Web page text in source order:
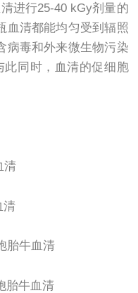
进行25-40 kGy剂量的
血清都能均匀受到辐照
病毒和外来微生物污染
此同时，血清的促细胞
清
清
胎牛血清
胎牛血清